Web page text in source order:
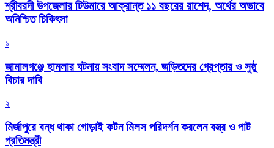
শ্রীবরদী উপজেলার টিউমারে আক্রান্ত ১১ বছরের রাশেদ, অর্থের অভাবে
অনিশ্চিত চিকিৎসা
১
জামালগঞ্জে হামলার ঘটনায় সংবাদ সম্মেলন, জড়িতদের গ্রেপ্তার ও সুষ্ঠু
বিচার দাবি
২
মির্জাপুরে বন্ধ থাকা গোড়াই কটন মিলস পরিদর্শন করলেন বস্ত্র ও পাট
প্রতিমন্ত্রী